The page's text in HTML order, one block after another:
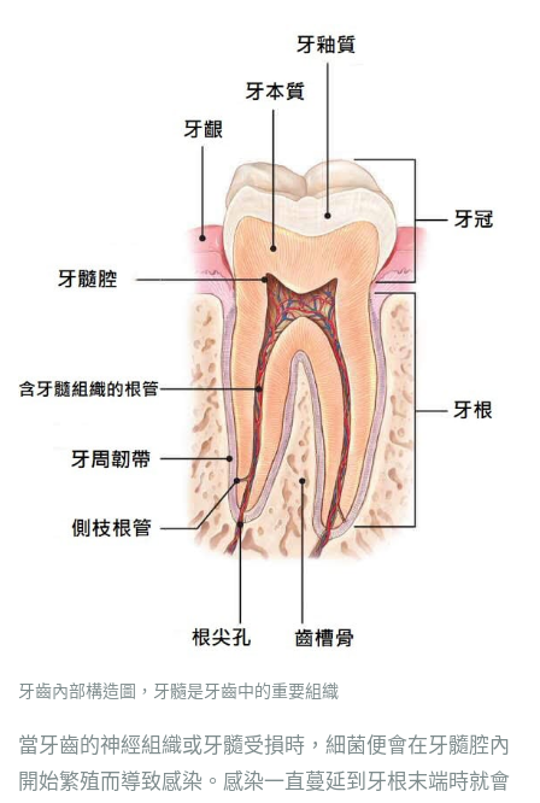
牙齒內部構造圖，牙髓是牙齒中的重要組織
當牙齒的神經組織或牙髓受損時，細菌便會在牙髓腔內
開始繁殖而導致感染。感染一直蔓延到牙根末端時就會